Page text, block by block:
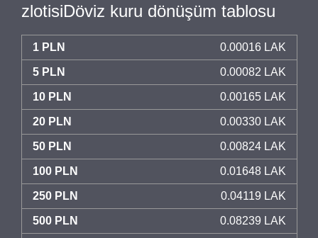
zlotisiDöviz kuru dönüşüm tablosu
1 PLN 0.00016 LAK
5 PLN 0.00082 LAK
10 PLN 0.00165 LAK
20 PLN 0.00330 LAK
50 PLN 0.00824 LAK
100 PLN 0.01648 LAK
250 PLN 0.04119 LAK
500 PLN 0.08239 LAK